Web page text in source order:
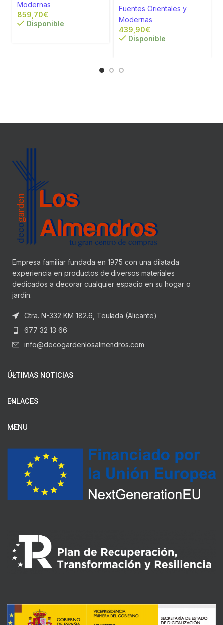
Modernas
€
Disponible
Fuentes Orientales y
Modernas
€
Disponible
Empresa familiar fundada en 1975 con una dilatada
experiencia en productos de diversos materiales
dedicados a decorar cualquier espacio en su hogar o
jardín.
Ctra. N-332 KM 182.6, Teulada (Alicante)
677 32 13 66
info@decogardenlosalmendros.com
ÚLTIMAS NOTICIAS
ENLACES
MENU